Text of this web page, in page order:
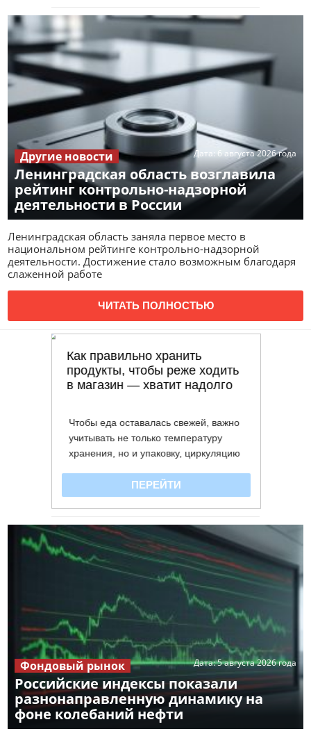
Ленинградская область возглавила
рейтинг контрольно-надзорной
деятельности в России
Дата: 6 августа 2026 года
Другие новости
Ленинградская область заняла первое место в
национальном рейтинге контрольно-надзорной
деятельности. Достижение стало возможным благодаря
слаженной работе
ЧИТАТЬ ПОЛНОСТЬЮ
Российские индексы показали
разнонаправленную динамику на
фоне колебаний нефти
Дата:5 августа 2026 года
Фондовый рынок